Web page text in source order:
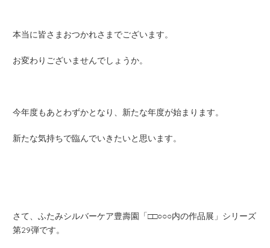
本当に皆さまおつかれさまでございます。
お変わりございませんでしょうか。
今年度もあとわずかとなり、新たな年度が始まります。
新たな気持ちで臨んでいきたいと思います。
さて、ふたみシルバーケア豊壽園「□□○○○内の作品展」シリーズ
第29弾です。